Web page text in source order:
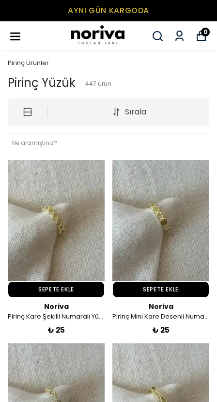
MİNİMUM SEPET TUTARI 500₺
0
Pirinç Ürünler
Pirinç Yüzük 447 ürün
Sırala
SEPETE EKLE
Noriva
Pirinç Kare Şekilli Numaralı Yüzük
₺ 25
SEPETE EKLE
Noriva
Pirinç Mini Kare Desenli Numaralı Yüzük
₺ 25